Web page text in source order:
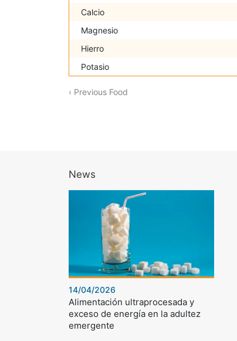
Calcio
Magnesio
Hierro
Potasio
‹ Previous Food
News
14/04/2026
Alimentación ultraprocesada y
exceso de energía en la adultez
emergente